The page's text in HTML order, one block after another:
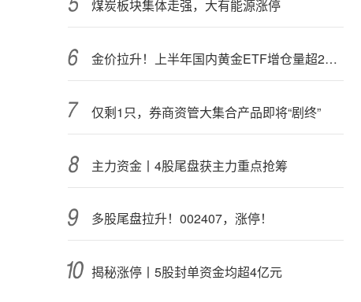
煤炭板块集体走强，大有能源涨停
金价拉升！上半年国内黄金ETF增仓量超28吨
仅剩1只，券商资管大集合产品即将“剧终”
主力资金丨4股尾盘获主力重点抢筹
多股尾盘拉升！002407，涨停！
揭秘涨停丨5股封单资金均超4亿元